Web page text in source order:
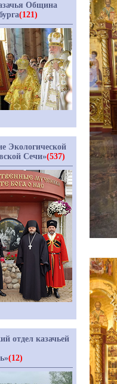
Община
(121)
Экологической
Сечи»(537)
отдел казачьей
(12)